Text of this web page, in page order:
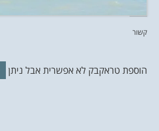
קשור
הוספת טראקבק לא אפשרית אבל ניתן